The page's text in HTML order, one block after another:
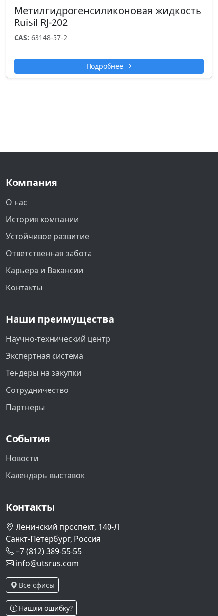
Метилгидрогенсиликоновая жидкость
Ruisil RJ-202
CAS: 63148-57-2
Подробнее
Компания
О нас
История компании
Устойчивое развитие
Ответственная забота
Карьера и Вакансии
Контакты
Наши преимущества
Научно-технический центр
Экспертная система
Тендеры на закупки
Сотрудничество
Партнеры
События
Новости
Календарь выставок
Контакты
Ленинский проспект, 140-Л
Санкт-Петербург, Россия
+7 (812) 389-55-55
info@utsrus.com
Все офисы
Нашли ошибку?